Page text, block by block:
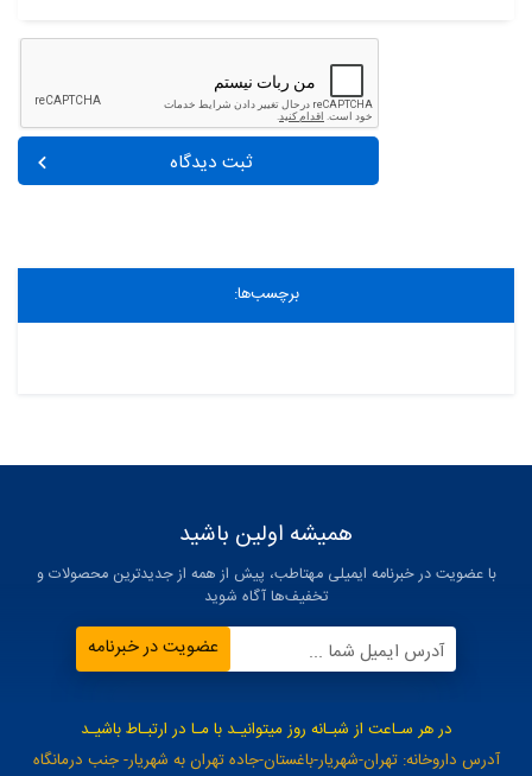
ثبت دیدگاه
برچسب‌ها:
همیشه اولین باشید
با عضویت در خبرنامه ایمیلی مهتاطب، پیش از همه از جدیدترین محصولات و
تخفیف‌ها آگاه شوید
آدرس ایمیل شما ... عضویت در خبرنامه
در هر سـاعت از شبـانه روز میتوانیـد با مـا در ارتبـاط باشیـد
آدرس داروخانه: تهران-شهریار-باغستان-جاده تهران به شهریار- جنب درمانگاه